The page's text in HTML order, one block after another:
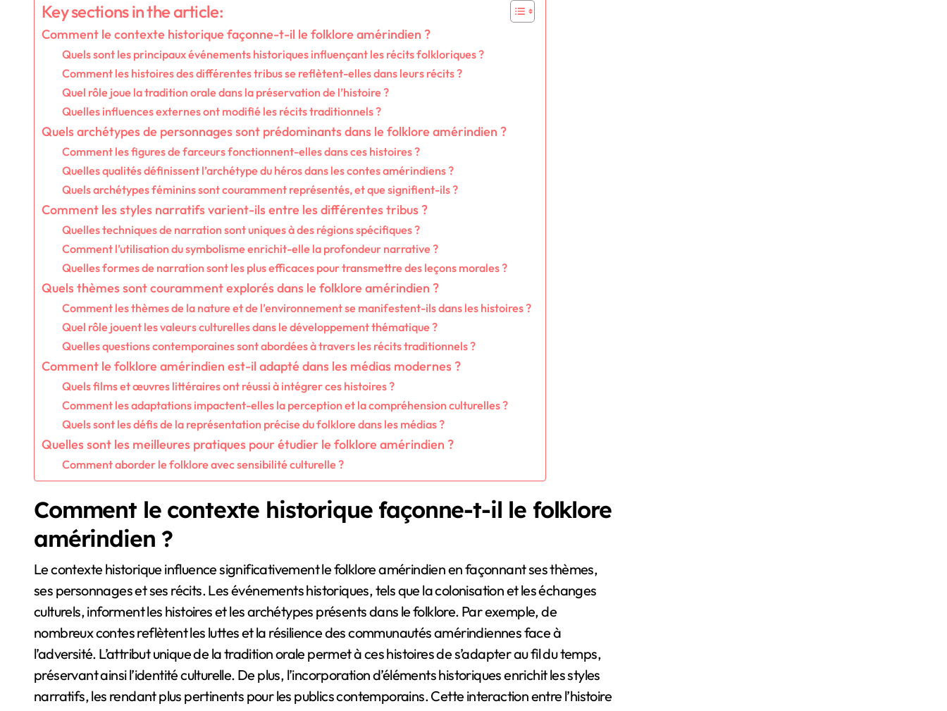
Key sections in the article:
Comment le contexte historique façonne-t-il le folklore amérindien ?
Quels sont les principaux événements historiques influençant les récits folkloriques ?
Comment les histoires des différentes tribus se reflètent-elles dans leurs récits ?
Quel rôle joue la tradition orale dans la préservation de l’histoire ?
Quelles influences externes ont modifié les récits traditionnels ?
Quels archétypes de personnages sont prédominants dans le folklore amérindien ?
Comment les figures de farceurs fonctionnent-elles dans ces histoires ?
Quelles qualités définissent l’archétype du héros dans les contes amérindiens ?
Quels archétypes féminins sont couramment représentés, et que signifient-ils ?
Comment les styles narratifs varient-ils entre les différentes tribus ?
Quelles techniques de narration sont uniques à des régions spécifiques ?
Comment l’utilisation du symbolisme enrichit-elle la profondeur narrative ?
Quelles formes de narration sont les plus efficaces pour transmettre des leçons morales ?
Quels thèmes sont couramment explorés dans le folklore amérindien ?
Comment les thèmes de la nature et de l’environnement se manifestent-ils dans les histoires ?
Quel rôle jouent les valeurs culturelles dans le développement thématique ?
Quelles questions contemporaines sont abordées à travers les récits traditionnels ?
Comment le folklore amérindien est-il adapté dans les médias modernes ?
Quels films et œuvres littéraires ont réussi à intégrer ces histoires ?
Comment les adaptations impactent-elles la perception et la compréhension culturelles ?
Quels sont les défis de la représentation précise du folklore dans les médias ?
Quelles sont les meilleures pratiques pour étudier le folklore amérindien ?
Comment aborder le folklore avec sensibilité culturelle ?
Comment le contexte historique façonne-t-il le folklore
amérindien ?
Le contexte historique influence significativement le folklore amérindien en façonnant ses thèmes,
ses personnages et ses récits. Les événements historiques, tels que la colonisation et les échanges
culturels, informent les histoires et les archétypes présents dans le folklore. Par exemple, de
nombreux contes reflètent les luttes et la résilience des communautés amérindiennes face à
l’adversité. L’attribut unique de la tradition orale permet à ces histoires de s’adapter au fil du temps,
préservant ainsi l’identité culturelle. De plus, l’incorporation d’éléments historiques enrichit les styles
narratifs, les rendant plus pertinents pour les publics contemporains. Cette interaction entre l’histoire